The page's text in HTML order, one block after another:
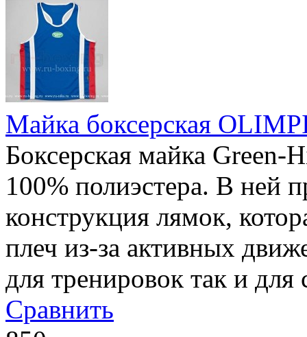
Майка боксерская
Боксерская майка Green-
100% полиэстера. В ней
конструкция лямок,
плеч из-за активных
для тренировок так и для
Сравнить